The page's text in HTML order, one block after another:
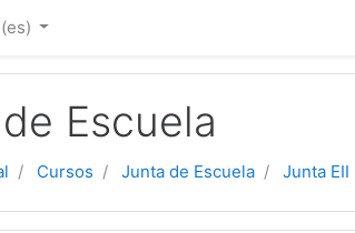
Escuela
Cursos Junta de Escuela Junta EII